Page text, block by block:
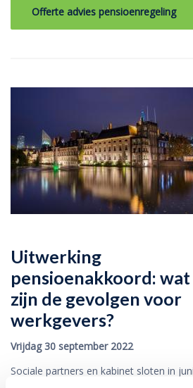
Offerte advies pensioenregeling
Uitwerking
pensioenakkoord: wat
zijn de gevolgen voor
werkgevers?
Vrijdag 30 september 2022
Sociale partners en kabinet sloten in juni